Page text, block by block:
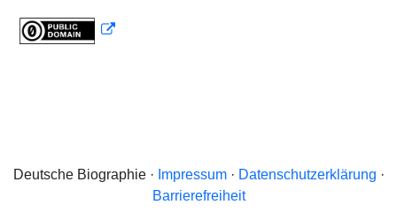
Deutsche Biographie · Impressum· Datenschutzerklärung ·
Barrierefreiheit